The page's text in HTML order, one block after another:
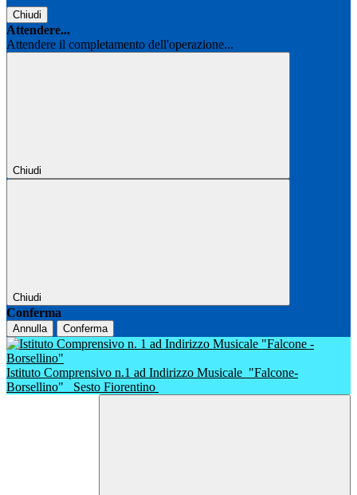
Chiudi
Attendere...
Attendere il completamento dell'operazione...
Chiudi
Chiudi
Conferma
Annulla Conferma
Istituto Comprensivo n.1 ad Indirizzo Musicale "Falcone-
Borsellino"
Sesto Fiorentino